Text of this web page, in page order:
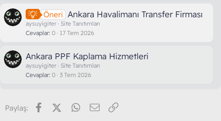
Öneri Ankara Havalimanı Transfer Firması
aysuyigiter
Site Tanıtımları
Cevaplar 0 17 Tem 2026
Ankara PPF Kaplama Hizmetleri
aysuyigiter
Site Tanıtımları
Cevaplar 0 3 Tem 2026
Paylaş: FacebookX (Twitter)WhatsApp
E-posta